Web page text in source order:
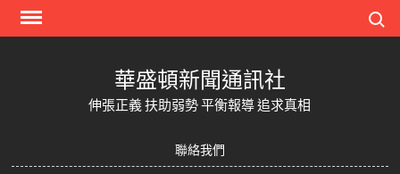
Skip
華盛頓新聞通訊社
伸張正義 扶助弱勢 平衡報導 追求真相
聯絡我們